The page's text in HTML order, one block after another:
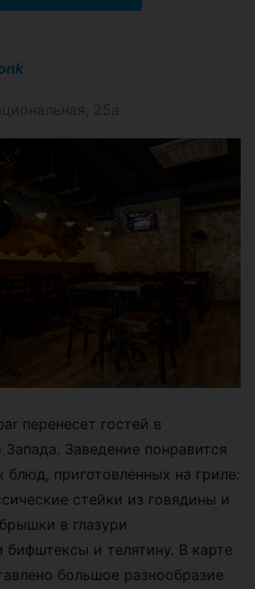
25а
перенесет гостей в
Заведение понравится
приготовленных на гриле:
стейки из говядины и
в глазури
бифштексы и телятину. В карте
большое разнообразие